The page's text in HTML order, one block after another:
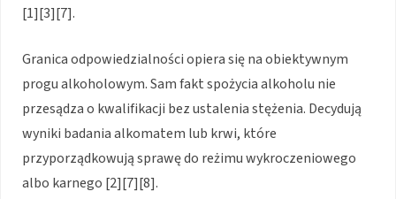
[1][3][7].
Granica odpowiedzialności opiera się na obiektywnym
progu alkoholowym. Sam fakt spożycia alkoholu nie
przesądza o kwalifikacji bez ustalenia stężenia. Decydują
wyniki badania alkomatem lub krwi, które
przyporządkowują sprawę do reżimu wykroczeniowego
albo karnego [2][7][8].